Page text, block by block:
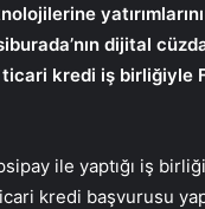
dijital
ticari kredi iş
ile yaptığı iş
kredi başvurusu